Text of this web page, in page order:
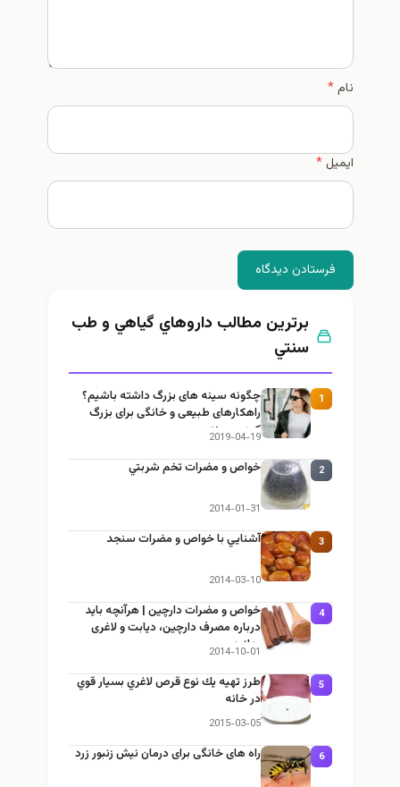
نام*
ایمیل*
فرستادن دیدگاه
برترین مطالب داروهاي گياهي و طب
سنتي
1
چگونه سینه های بزرگ داشته باشیم؟
راهکارهای طبیعی و خانگی برای بزرگ
کردن سینه
2019-04-19
2 خواص و مضرات تخم شربتي
2014-01-31
3 آشنايي با خواص و مضرات سنجد
2014-03-10
4
خواص و مضرات دارچین | هرآنچه باید
درباره مصرف دارچین، دیابت و لاغری
بدانید
2014-10-01
5
طرز تهيه يك نوع قرص لاغري بسيار قوي
در خانه
2015-03-05
6 راه های خانگی برای درمان نیش زنبور زرد